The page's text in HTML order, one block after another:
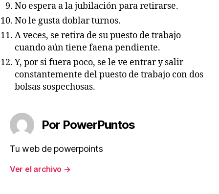
No espera a la jubilación para retirarse.
No le gusta doblar turnos.
A veces, se retira de su puesto de trabajo
cuando aún tiene faena pendiente.
Y, por si fuera poco, se le ve entrar y salir
constantemente del puesto de trabajo con dos
bolsas sospechosas.
Por PowerPuntos
Tu web de powerpoints
Ver el archivo →